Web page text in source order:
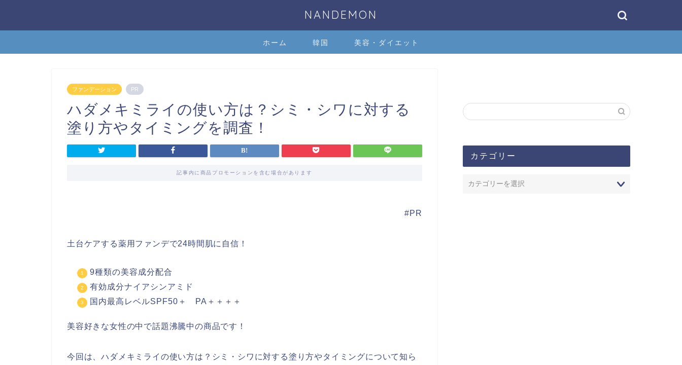
NANDEMON
ホーム 韓国 美容・ダイエット
ファンデーション PR
ハダメキミライの使い方は？シミ・シワに対する
塗り方やタイミングを調査！
記事内に商品プロモーションを含む場合があります
#PR
土台ケアする薬用ファンデで24時間肌に自信！
9種類の美容成分配合
有効成分ナイアシンアミド
国内最高レベルSPF50＋ PA＋＋＋＋
美容好きな女性の中で話題沸騰中の商品です！
今回は、ハダメキミライの使い方は？シミ・シワに対する塗り方やタイミングについて知ら
カテゴリー